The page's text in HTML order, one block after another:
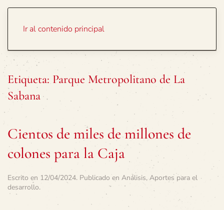
Ir al contenido principal
Etiqueta: Parque Metropolitano de La
Sabana
Cientos de miles de millones de
colones para la Caja
Escrito en 12/04/2024. Publicado en Análisis, Aportes para el
desarrollo.